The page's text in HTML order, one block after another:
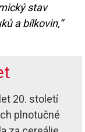
stav
a bílkovin,“
20. století
plnotučné